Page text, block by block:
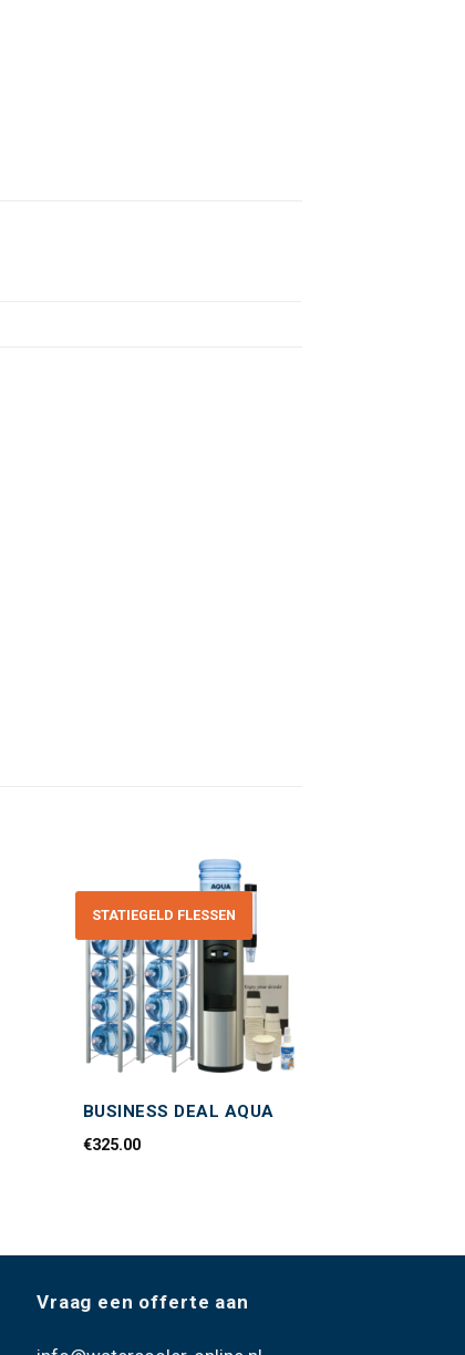
STATIEGELD FLESSEN
Toevoegen
aan
wenslijst
BUSINESS DEAL AQUA
€325.00
Vraag een offerte aan